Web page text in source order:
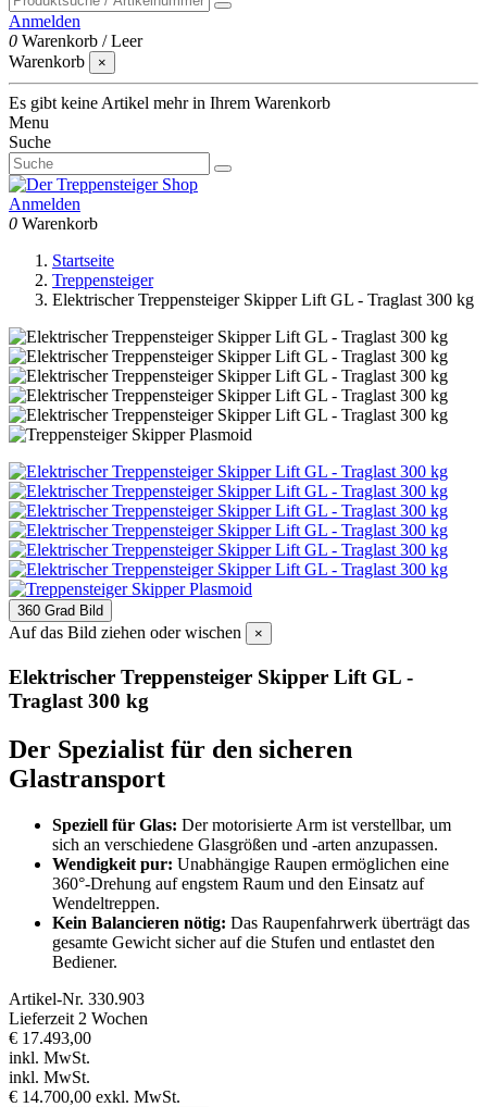
Anmelden
0 Warenkorb /Leer
Warenkorb
×
Es gibt keine Artikel mehr in Ihrem Warenkorb
Menu
Suche
Anmelden
0 Warenkorb
Startseite
Treppensteiger
Elektrischer Treppensteiger Skipper Lift GL - Traglast 300 kg
360 Grad Bild
Auf das Bild ziehen oder wischen ×
Elektrischer Treppensteiger Skipper Lift GL -
Traglast 300 kg
Der Spezialist für den sicheren
Glastransport
Speziell für Glas: Der motorisierte Arm ist verstellbar, um
sich an verschiedene Glasgrößen und -arten anzupassen.
Wendigkeit pur: Unabhängige Raupen ermöglichen eine
360°-Drehung auf engstem Raum und den Einsatz auf
Wendeltreppen.
Kein Balancieren nötig: Das Raupenfahrwerk überträgt das
gesamte Gewicht sicher auf die Stufen und entlastet den
Bediener.
Artikel-Nr. 330.903
Lieferzeit 2 Wochen
€ 17.493,00
inkl. MwSt.
inkl. MwSt.
€ 14.700,00 exkl. MwSt.